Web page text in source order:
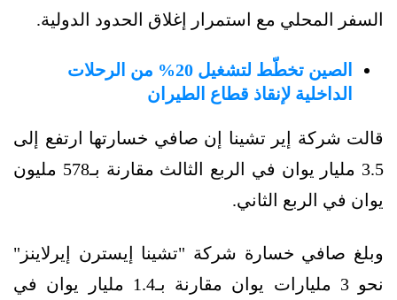
السفر المحلي مع استمرار إغلاق الحدود الدولية.
الصين تخطّط لتشغيل 20% من الرحلات
الداخلية لإنقاذ قطاع الطيران
قالت شركة إير تشينا إن صافي خسارتها ارتفع إلى
3.5 مليار يوان في الربع الثالث مقارنة بـ578 مليون
يوان في الربع الثاني.
وبلغ صافي خسارة شركة "تشينا إيسترن إيرلاينز"
نحو 3 مليارات يوان مقارنة بـ1.4 مليار يوان في